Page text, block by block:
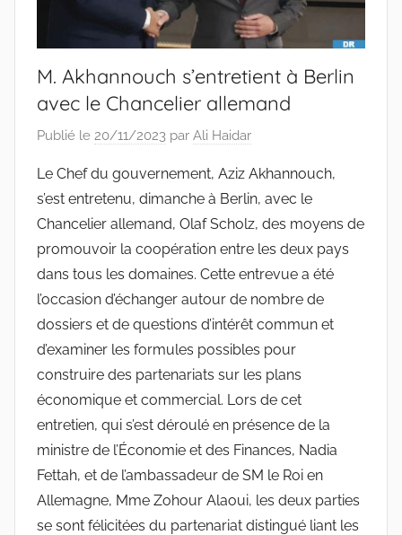
M. Akhannouch s’entretient à Berlin
avec le Chancelier allemand
Publié le 20/11/2023 par Ali Haidar
Le Chef du gouvernement, Aziz Akhannouch,
s’est entretenu, dimanche à Berlin, avec le
Chancelier allemand, Olaf Scholz, des moyens de
promouvoir la coopération entre les deux pays
dans tous les domaines. Cette entrevue a été
l’occasion d’échanger autour de nombre de
dossiers et de questions d’intérêt commun et
d’examiner les formules possibles pour
construire des partenariats sur les plans
économique et commercial. Lors de cet
entretien, qui s’est déroulé en présence de la
ministre de l’Économie et des Finances, Nadia
Fettah, et de l’ambassadeur de SM le Roi en
Allemagne, Mme Zohour Alaoui, les deux parties
se sont félicitées du partenariat distingué liant les